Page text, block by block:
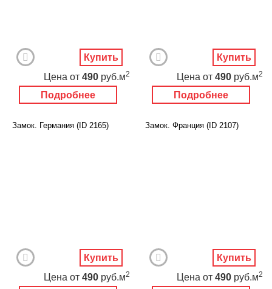
Подробнее
Цена от 490 руб.м2
Купить
Подробнее
Цена от 490 руб.м2
Купить
Замок. Германия (ID 2165)
Цена от 490 руб.м2
Купить
Замок. Франция (ID 2107)
Цена от 490 руб.м2
Купить